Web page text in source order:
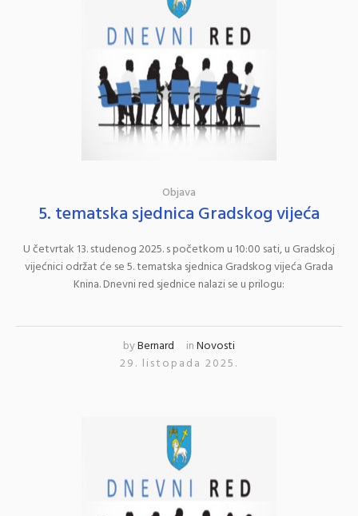
Objava
5. tematska sjednica Gradskog vijeća
U četvrtak 13. studenog 2025. s početkom u 10:00 sati, u Gradskoj
vijećnici održat će se 5. tematska sjednica Gradskog vijeća Grada
Knina. Dnevni red sjednice nalazi se u prilogu:
byBernard inNovosti
29. listopada 2025.